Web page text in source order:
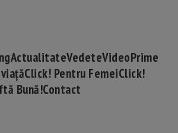
ActualitateVedeteVideoPrime
Click! Pentru FemeiClick!
Bună!Contact